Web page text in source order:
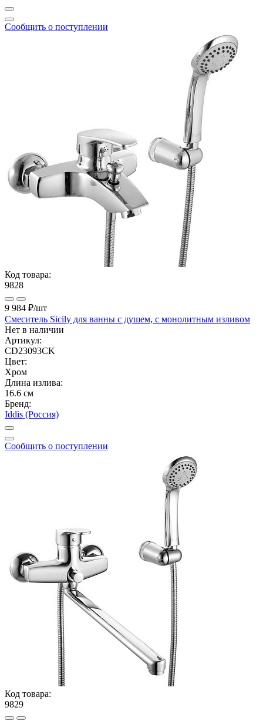
Сообщить о поступлении
Код товара:
9828
9 984 ₽/шт
Смеситель Sicily для ванны с душем, с монолитным изливом
Нет в наличии
Артикул:
CD23093CK
Цвет:
Хром
Длина излива:
16.6 см
Бренд:
Iddis (Россия)
Сообщить о поступлении
Код товара:
9829